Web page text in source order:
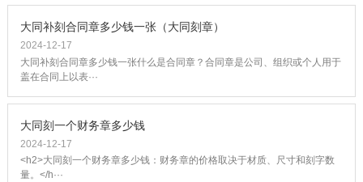
大同补刻合同章多少钱一张（大同刻章）
2024-12-17
大同补刻合同章多少钱一张什么是合同章？合同章是公司、组织或个人用于
盖在合同上以表···
大同刻一个财务章多少钱
2024-12-17
<h2>大同刻一个财务章多少钱：财务章的价格取决于材质、尺寸和刻字数
量。</h···